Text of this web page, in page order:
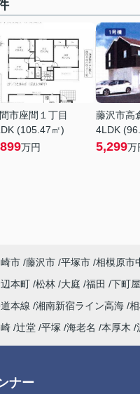
市座間１丁目
(105.47㎡)
万円
藤沢市高
4LDK
5,299万
市 藤沢市 平塚市 相模原市
本町 松林 大庭 福田 下町屋
本線 湘南新宿ライン高海
辻堂 平塚 海老名 本厚木
ナー